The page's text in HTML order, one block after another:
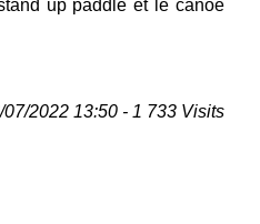
up paddle et le canoë
07/2022 13:50 - 1 733 Visits